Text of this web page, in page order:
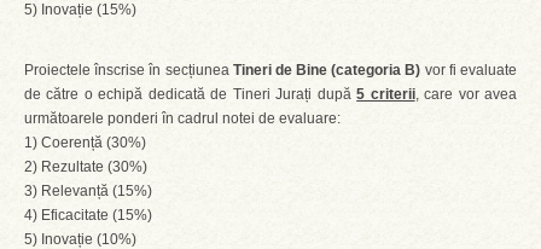
5) Inovație (15%)
Proiectele înscrise în secțiunea Tineri de Bine (categoria B) vor fi evaluate
de către o echipă dedicată de Tineri Jurați după5 criterii, care vor avea
următoarele ponderi în cadrul notei de evaluare:
1) Coerență (30%)
2) Rezultate (30%)
3) Relevanță (15%)
4) Eficacitate (15%)
5) Inovație (10%)